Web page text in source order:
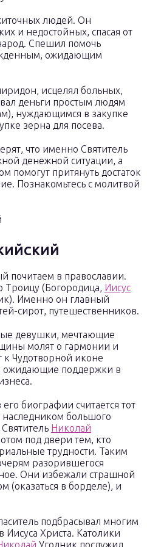
людей. Он
и недостойных, спасая от
Спешил помочь
ожидающим
исцелял больных,
деньги простым людям
нуждающимся в закупке
зерна для посева.
что именно Святитель
денежной ситуации, а
помогут притянуть достаток
Познакомьтесь с молитвой
почитаем в православии.
Троицу (Богородица, Иисус
Именно он главный
сирот, путешественников.
девушки, мечтающие
молят о гармонии и
к Чудотворной иконе
ожидающие поддержки в
биографии считается тот
наследником большого
Николай
под двери тем, кто
трудности. Таким
разорившегося
Они избежали страшной
(оказаться в борделе), и
подбрасывал многим
Иисуса Христа. Католики
Угодник послужил